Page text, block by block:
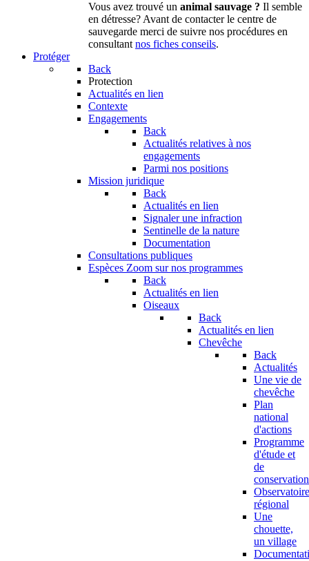
Vous avez trouvé un animal sauvage ? Il semble
en détresse? Avant de contacter le centre de
sauvegarde merci de suivre nos procédures en
consultantnos fiches conseils.
Protéger
Back
Protection
Actualités en lien
Contexte
Engagements
Back
Actualités relatives à nos
engagements
Parmi nos positions
Mission juridique
Back
Actualités en lien
Signaler une infraction
Sentinelle de la nature
Documentation
Consultations publiques
Espèces Zoom sur nos programmes
Back
Actualités en lien
Oiseaux
Back
Actualités en lien
Chevêche
Back
Actualités
Une vie de
chevêche
Plan
national
d'actions
Programme
d'étude et
de
conservation
Observatoire
régional
Une
chouette,
un village